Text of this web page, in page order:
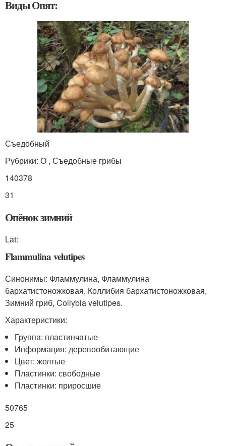
Виды Опят:
Съедобный
Рубрики: О , Съедобные грибы
140378
31
Опёнок зимний
Lat:
Flammulina velutipes
Синонимы: Фламмулина, Фламмулина
бархатистоножковая, Коллибия бархатистоножковая,
Зимний гриб, Collybia velutipes.
Характеристики:
Группа: пластинчатые
Информация: деревообитающие
Цвет: желтые
Пластинки: свободные
Пластинки: приросшие
50765
25